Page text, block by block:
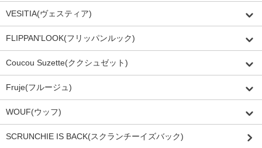
VESITIA(ヴェスティア)
FLIPPAN'LOOK(フリッパンルック)
Coucou Suzette(ククシュゼット)
Fruje(フルージュ)
WOUF(ウッフ)
SCRUNCHIE IS BACK(スクランチーイズバック)